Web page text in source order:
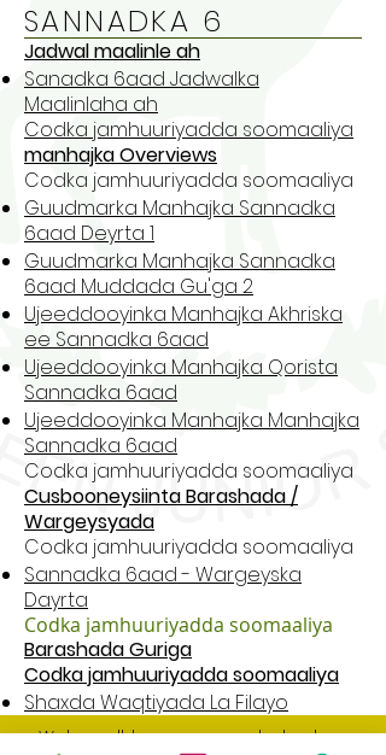
SANNADKA 6
Jadwal maalinle ah
Sanadka 6aad Jadwalka
Maalinlaha ah
Codka jamhuuriyadda soomaaliya
manhajka Overviews
Codka jamhuuriyadda soomaaliya
Guudmarka Manhajka Sannadka
6aad Deyrta 1
Guudmarka Manhajka Sannadka
6aad Muddada Gu'ga 2
Ujeeddooyinka Manhajka Akhriska
ee Sannadka 6aad
Ujeeddooyinka Manhajka Qorista
Sannadka 6aad
Ujeeddooyinka Manhajka Manhajka
Sannadka 6aad
Codka jamhuuriyadda soomaaliya
Cusbooneysiinta Barashada /
Wargeysyada
Codka jamhuuriyadda soomaaliya
Sannadka 6aad - Wargeyska
Dayrta
Codka jamhuuriyadda soomaaliya
Barashada Guriga
Codka jamhuuriyadda soomaaliya
Shaxda Waqtiyada La Filayo
Websaydhkeennu wuxuu ka kooban